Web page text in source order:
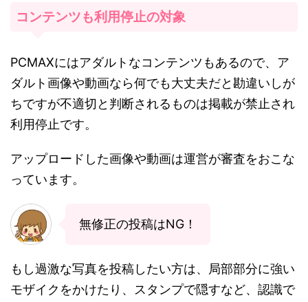
コンテンツも利用停止の対象
PCMAXにはアダルトなコンテンツもあるので、ア
ダルト画像や動画なら何でも大丈夫だと勘違いしが
ちですが不適切と判断されるものは掲載が禁止され
利用停止です。
アップロードした画像や動画は運営が審査をおこな
っています。
無修正の投稿はNG！
もし過激な写真を投稿したい方は、局部部分に強い
モザイクをかけたり、スタンプで隠すなど、認識で